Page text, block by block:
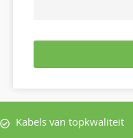
Kabels van topkwaliteit